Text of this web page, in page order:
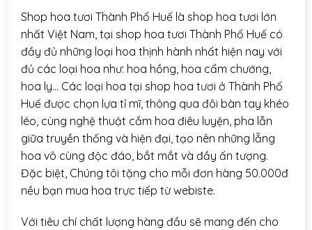
Shop hoa tươi Thành Phố Huế là shop hoa tươi lớn
nhất Việt Nam, tại shop hoa tươi Thành Phố Huế có
đầy đủ những loại hoa thịnh hành nhất hiện nay với
đủ các loại hoa như: hoa hồng, hoa cẩm chướng,
hoa ly… Các loại hoa tại shop hoa tươi ở Thành Phố
Huế được chọn lựa tỉ mĩ, thông qua đôi bàn tay khéo
léo, cùng nghệ thuật cắm hoa điêu luyện, pha lẫn
giữa truyền thống và hiện đại, tạo nên những lẵng
hoa vô cùng độc đáo, bắt mắt và đầy ấn tượng.
Đặc biệt, Chúng tôi tặng cho mỗi đơn hàng 50.000đ
nều bạn mua hoa trực tiếp từ webiste.
Với tiêu chí chất lượng hàng đầu sẽ mang đến cho